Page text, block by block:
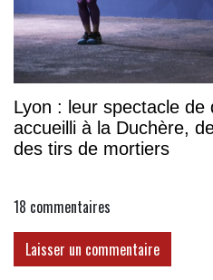
Lyon : leur spectacle de
accueilli à la Duchère,
des tirs de mortiers
18 commentaires
Laisser un commentaire